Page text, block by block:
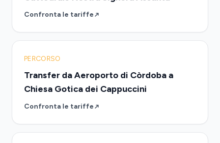
Confronta le tariffe
PERCORSO
Transfer da Aeroporto di Còrdoba a
Chiesa Gotica dei Cappuccini
Confronta le tariffe